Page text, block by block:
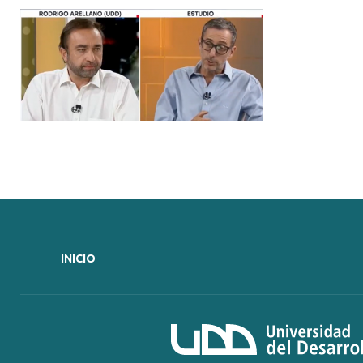
INICIO